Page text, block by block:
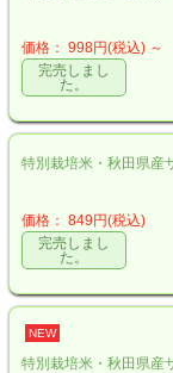
価格： 998円(税込) ～
完売しまし
た。
特別栽培米・秋田県産
価格： 849円(税込)
完売しまし
た。
NEW
特別栽培米・秋田県産